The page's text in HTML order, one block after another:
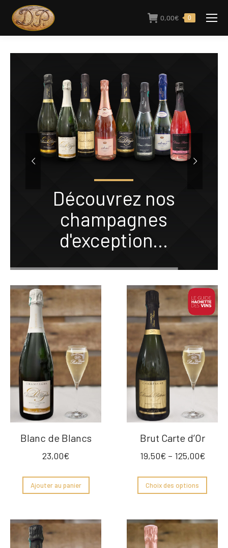
0,00€ 0
Découvrez nos
champagnes
d'exception...
Blanc de Blancs
23,00€
Ajouter au panier
Brut Carte d’Or
19,50€ – 125,00€
Choix des options